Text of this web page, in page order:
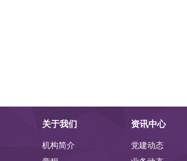
关于我们
机构简介
资讯中心
党建动态